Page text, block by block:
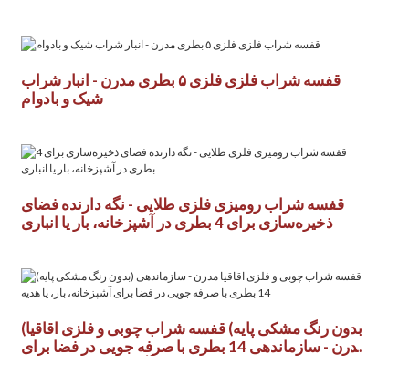
قفسه شراب فلزی فلزی ۵ بطری مدرن - انبار شراب
شیک و بادوام
قفسه شراب رومیزی فلزی طلایی - نگه دارنده فضای
ذخیره‌سازی برای 4 بطری در آشپزخانه، بار یا انباری
(بدون رنگ مشکی پایه) قفسه شراب چوبی و فلزی اقاقیا
مدرن - سازماندهی 14 بطری با صرفه جویی در فضا برای